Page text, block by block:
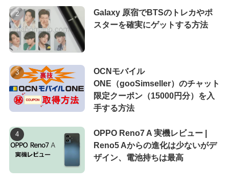
Galaxy 原宿でBTSのトレカやポ
スターを確実にゲットする方法
OCNモバイル
ONE（gooSimseller）のチャット
限定クーポン（15000円分）を入
手する方法
OPPO Reno7 A 実機レビュー |
Reno5 Aからの進化は少ないがデ
ザイン、電池持ちは最高